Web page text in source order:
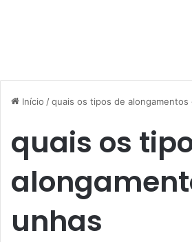
Início /quais os tipos de alongamentos
quais os
unhas